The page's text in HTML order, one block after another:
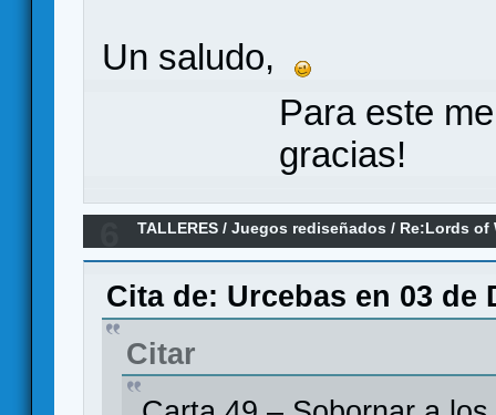
Un saludo,
Para este
gracias!
TALLERES /Juegos rediseñados / Re:Lords of
Cita de: Urcebas en 03 de
Citar